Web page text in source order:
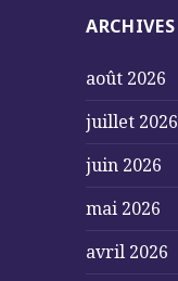
ARCHIVES
août 2026
juillet 2026
juin 2026
mai 2026
avril 2026